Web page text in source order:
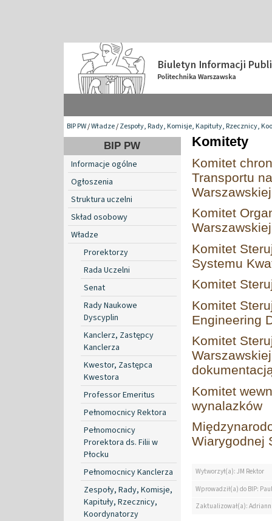
BIP PW/Władze/Zespoły, Rady, Komisje, Kapituły, Rzecznicy,
BIP PW
Informacje ogólne
Ogłoszenia
Struktura uczelni
Skład osobowy
Władze
Prorektorzy
Rada Uczelni
Senat
Rady Naukowe
Dyscyplin
Kanclerz, Zastępcy
Kanclerza
Kwestor, Zastępca
Kwestora
Professor Emeritus
Pełnomocnicy Rektora
Pełnomocnicy
Prorektora ds. Filii w
Płocku
Pełnomocnicy Kanclerza
Zespoły, Rady, Komisje,
Kapituły, Rzecznicy,
Koordynatorzy
Komitety
Komitet
Transportu
Warszawskiej
Komitet
Warszawskiej
Komitet
Systemu
Komitet
Komitet
Engineering
Komitet
Komitet
wynalazków
Wiarygodnej
Wytworzył(a): JM Rektor
Wprowadził(a) do BIP:
Zaktualizował(a):